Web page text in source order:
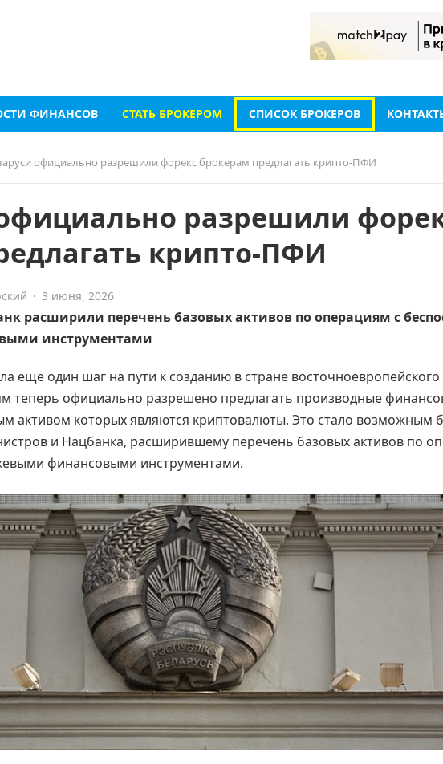
ФИНАНСОВ СТАТЬ БРОКЕРОМ СПИСОК БРОКЕРОВ
официально разрешили форекс брокерам предлагать крипто-ПФИ
разрешили
крипто-ПФИ
· 3 июня, 2026
расширили перечень базовых активов по операциям с
инструментами
еще один шаг на пути к созданию в стране восточноевропейского
теперь официально разрешено предлагать производные
активом которых являются криптовалюты. Это стало возможным
и Нацбанка, расширившему перечень базовых активов по
финансовыми инструментами.